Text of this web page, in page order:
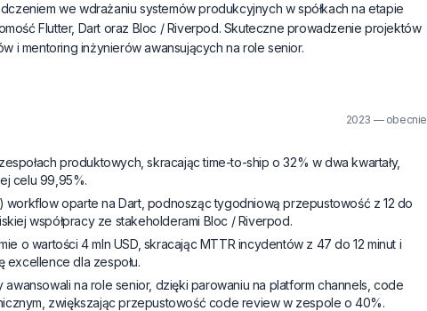
we wdrażaniu systemów produkcyjnych w spółkach na etapie
Flutter, Dart oraz Bloc / Riverpod. Skuteczne prowadzenie projektów
i mentoring inżynierów awansujących na role senior.
2023 — obecnie
produktowych, skracając time-to-ship o 32% w dwa kwartały,
celu 99,95%.
workflow oparte na Dart, podnosząc tygodniową przepustowość z 12 do
współpracy ze stakeholderami Bloc / Riverpod.
o wartości 4 mln USD, skracając MTTR incydentów z 47 do 12 minut i
excellence dla zespołu.
na role senior, dzięki parowaniu na platform channels, code
zwiększając przepustowość code review w zespole o 40%.